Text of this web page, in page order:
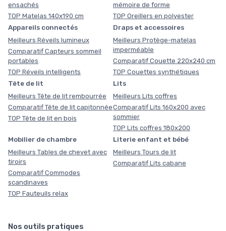
ensachés
TOP Matelas 140x190 cm
mémoire de forme
TOP Oreillers en polyester
Appareils connectés
Meilleurs Réveils lumineux
Comparatif Capteurs sommeil
portables
TOP Réveils intelligents
Draps et accessoires
Meilleurs Protège-matelas
imperméable
Comparatif Couette 220x240 cm
TOP Couettes synthétiques
Tête de lit
Meilleurs Tête de lit rembourrée
Comparatif Tête de lit capitonnée
TOP Tête de lit en bois
Lits
Meilleurs Lits coffres
Comparatif Lits 160x200 avec
sommier
TOP Lits coffres 180x200
Mobilier de chambre
Meilleurs Tables de chevet avec
tiroirs
Comparatif Commodes
scandinaves
TOP Fauteuils relax
Literie enfant et bébé
Meilleurs Tours de lit
Comparatif Lits cabane
Nos outils pratiques